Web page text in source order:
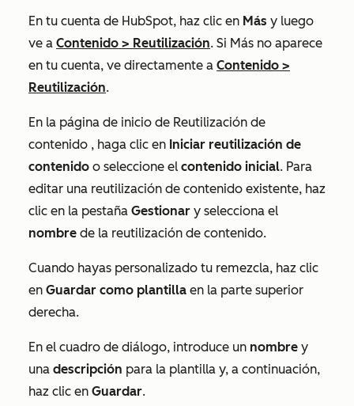
En tu cuenta de HubSpot, haz clic en Más y luego
ve a Contenido > Reutilización. Si Más no aparece
en tu cuenta, ve directamente a Contenido >
Reutilización.
En la página de inicio de Reutilización de
contenido , haga clic en Iniciar reutilización de
contenido o seleccione el contenido inicial. Para
editar una reutilización de contenido existente, haz
clic en la pestaña Gestionar y selecciona el
nombre de la reutilización de contenido.
Cuando hayas personalizado tu remezcla, haz clic
en Guardar como plantilla en la parte superior
derecha.
En el cuadro de diálogo, introduce un nombre y
una descripción para la plantilla y, a continuación,
haz clic en Guardar.